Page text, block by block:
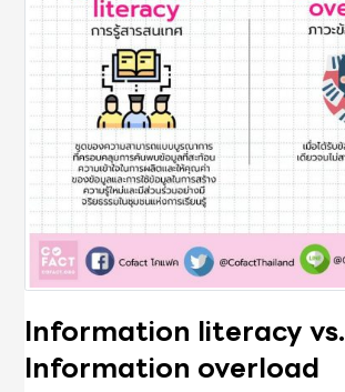
Information literacy vs.
Information overload